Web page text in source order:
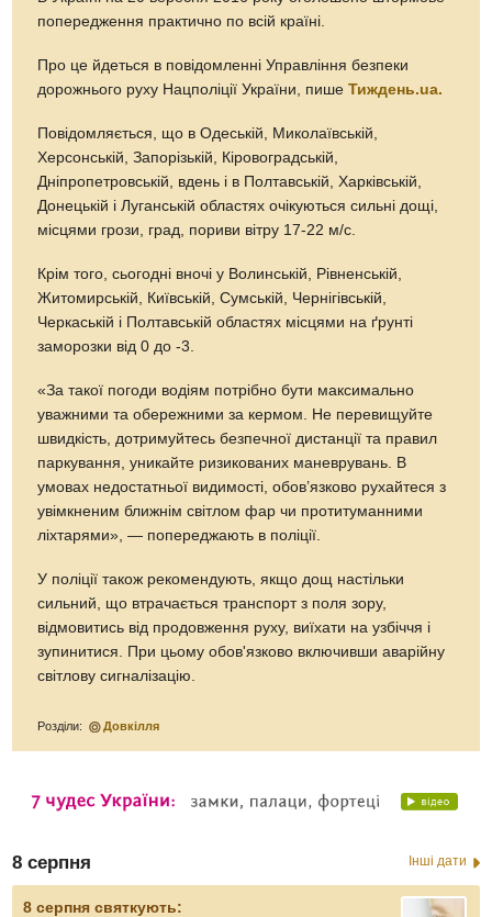
попередження практично по всій країні.
Про це йдеться в повідомленні Управління безпеки
дорожнього руху Нацполіції України, пишеТиждень.ua.
Повідомляється, що в Одеській, Миколаївській,
Херсонській, Запорізькій, Кіровоградській,
Дніпропетровській, вдень і в Полтавській, Харківській,
Донецькій і Луганській областях очікуються сильні дощі,
місцями грози, град, пориви вітру 17-22 м/с.
Крім того, сьогодні вночі у Волинській, Рівненській,
Житомирській, Київській, Сумській, Чернігівській,
Черкаській і Полтавській областях місцями на ґрунті
заморозки від 0 до -3.
«За такої погоди водіям потрібно бути максимально
уважними та обережними за кермом. Не перевищуйте
швидкість, дотримуйтесь безпечної дистанції та правил
паркування, уникайте ризикованих маневрувань. В
умовах недостатньої видимості, обов’язково рухайтеся з
увімкненим ближнім світлом фар чи протитуманними
ліхтарями», — попереджають в поліції.
У поліції також рекомендують, якщо дощ настільки
сильний, що втрачається транспорт з поля зору,
відмовитись від продовження руху, виїхати на узбіччя і
зупинитися. При цьому обов'язково включивши аварійну
світлову сигналізацію.
Розділи: Довкілля
8 серпня Інші дати
8 серпня святкують: